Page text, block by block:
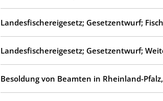
Landesfischereigesetz; Gesetzentwurf;
Landesfischereigesetz; Gesetzentwurf;
Besoldung von Beamten in Rheinland-